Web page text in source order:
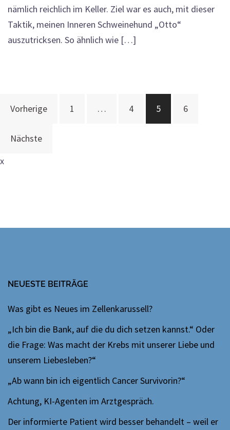
nämlich reichlich im Keller. Ziel war es auch, mit dieser
Taktik, meinen Inneren Schweinehund „Otto“
auszutricksen. So ähnlich wie […]
Vorherige 1 … 4 5 6
Nächste
x
NEUESTE BEITRÄGE
Was gibt es Neues im Zellenkarussell?
„Ich bin die Bank, auf die du dich setzen kannst.“ Oder
die Frage: Was macht der Krebs mit unserer Liebe und
unserem Liebesleben?“
„Ab wann bin ich eigentlich Cancer Survivorin?“
Achtung, KI-Agenten im Arztgespräch.
Der informierte Patient wird besser behandelt – weil er